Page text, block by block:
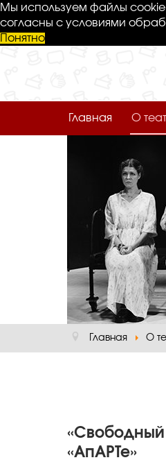
Мы используем файлы cookie
согласны с условиями
Понятно
Главная О
Главная О
«Свободный
«АпАРТе»